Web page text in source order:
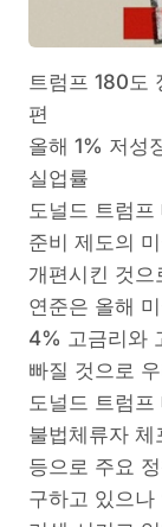
트럼프 180도
편
올해 1% 저성
실업률
도널드 트럼
준비 제도의
개편시킨 것으
연준은 올해
4% 고금리와
빠질 것으로
도널드 트럼프
불법체류자
등으로 주요
구하고 있으나